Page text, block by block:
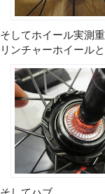
そしてホイール実測
リンチャーホイール